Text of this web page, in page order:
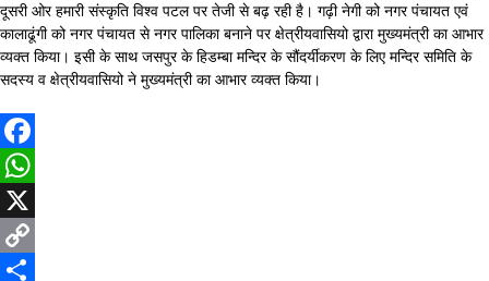
दूसरी ओर हमारी संस्कृति विश्व पटल पर तेजी से बढ़ रही है। गढ़ी नेगी को नगर पंचायत एवं
कालाढूंगी को नगर पंचायत से नगर पालिका बनाने पर क्षेत्रीयवासियो द्वारा मुख्यमंत्री का आभार
व्यक्त किया। इसी के साथ जसपुर के हिडम्बा मन्दिर के सौंदर्यीकरण के लिए मन्दिर समिति के
सदस्य व क्षेत्रीयवासियो ने मुख्यमंत्री का आभार व्यक्त किया।
Facebook
WhatsApp
X
Copy